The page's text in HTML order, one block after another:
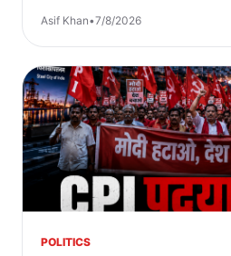
Asif Khan•7/8/2026
POLITICS